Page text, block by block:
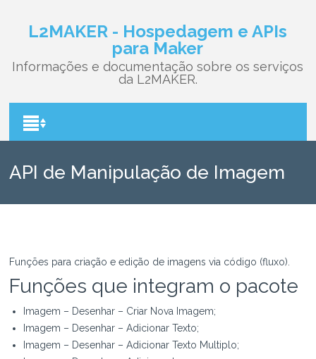
L2MAKER - Hospedagem e APIs
para Maker
Informações e documentação sobre os serviços
da L2MAKER.
API de Manipulação de Imagem
Funções para criação e edição de imagens via código (fluxo).
Funções que integram o pacote
Imagem – Desenhar – Criar Nova Imagem;
Imagem – Desenhar – Adicionar Texto;
Imagem – Desenhar – Adicionar Texto Multiplo;